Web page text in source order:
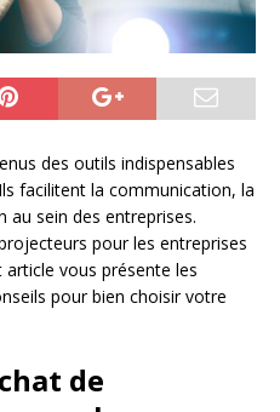
des outils indispensables
facilitent la communication, la
sein des entreprises.
pour les entreprises
vous présente les
pour bien choisir votre
de